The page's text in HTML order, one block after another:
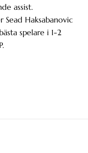
assist.
Sead Haksabanovic
spelare i 1-2